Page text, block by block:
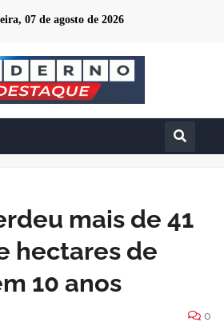
07 de agosto de 2026
mais de 41
hectares de
10 anos
0